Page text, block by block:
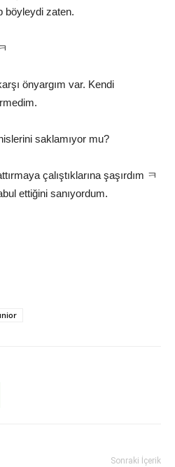
böyleydi zaten.
önyargım var. Kendi
saklamıyor mu?
çalıştıklarına şaşırdım ㅋ
ettiğini sanıyordum.
Sonraki İçerik